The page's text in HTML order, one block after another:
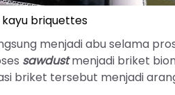
briquettes
menjadi abu selama
sawdustmenjadi briket
briket tersebut menjadi